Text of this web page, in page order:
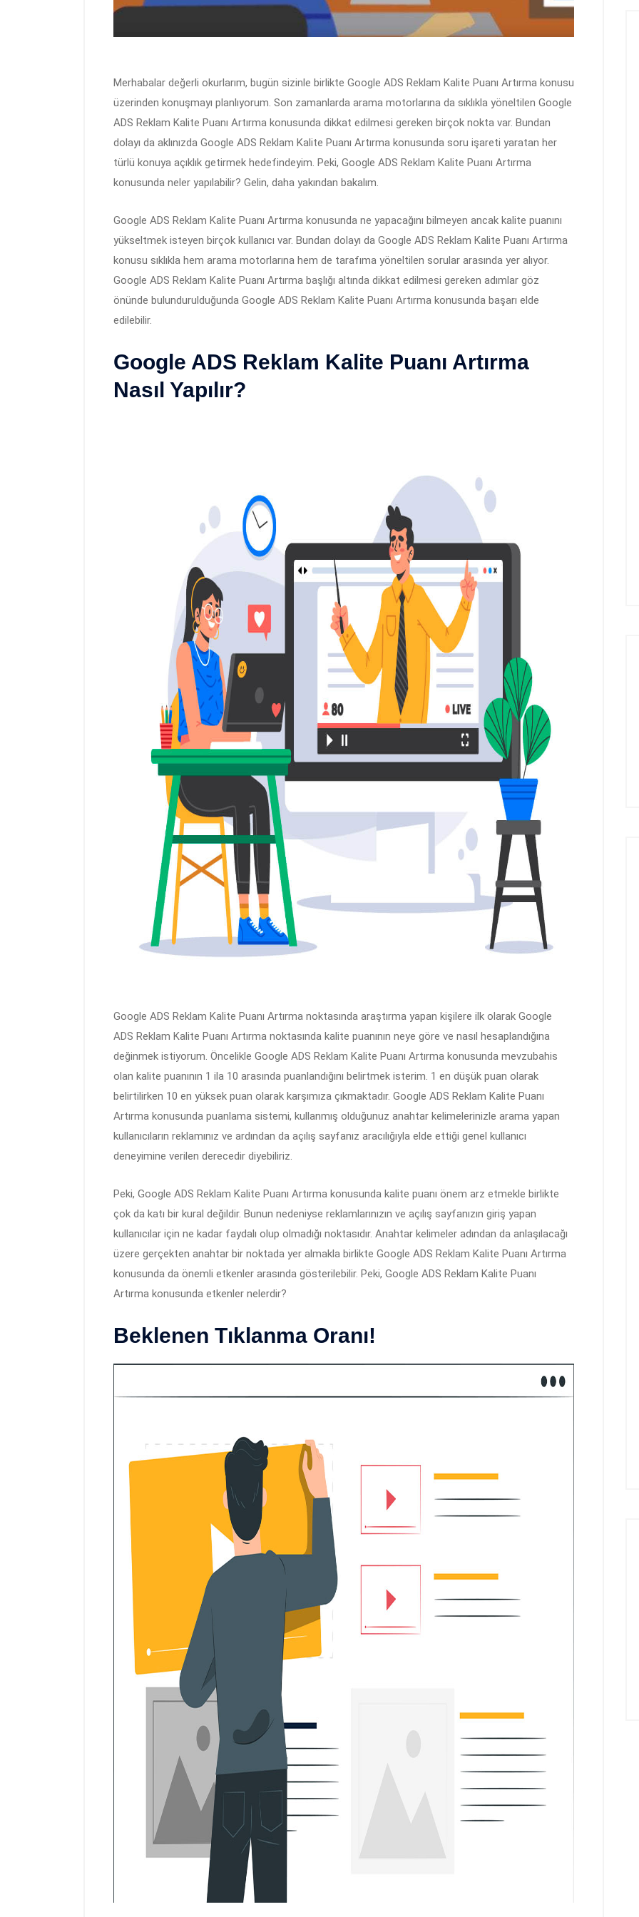
Merhabalar değerli okurlarım, bugün sizinle birlikte Google ADS Reklam Kalite Puanı Artırma konusu
üzerinden konuşmayı planlıyorum. Son zamanlarda arama motorlarına da sıklıkla yöneltilen Google
ADS Reklam Kalite Puanı Artırma konusunda dikkat edilmesi gereken birçok nokta var. Bundan
dolayı da aklınızda Google ADS Reklam Kalite Puanı Artırma konusunda soru işareti yaratan her
türlü konuya açıklık getirmek hedefindeyim. Peki, Google ADS Reklam Kalite Puanı Artırma
konusunda neler yapılabilir? Gelin, daha yakından bakalım.
Google ADS Reklam Kalite Puanı Artırma konusunda ne yapacağını bilmeyen ancak kalite puanını
yükseltmek isteyen birçok kullanıcı var. Bundan dolayı da Google ADS Reklam Kalite Puanı Artırma
konusu sıklıkla hem arama motorlarına hem de tarafıma yöneltilen sorular arasında yer alıyor.
Google ADS Reklam Kalite Puanı Artırma başlığı altında dikkat edilmesi gereken adımlar göz
önünde bulundurulduğunda Google ADS Reklam Kalite Puanı Artırma konusunda başarı elde
edilebilir.
Google ADS Reklam Kalite Puanı Artırma
Nasıl Yapılır?
Google ADS Reklam Kalite Puanı Artırma noktasında araştırma yapan kişilere ilk olarak Google
ADS Reklam Kalite Puanı Artırma noktasında kalite puanının neye göre ve nasıl hesaplandığına
değinmek istiyorum. Öncelikle Google ADS Reklam Kalite Puanı Artırma konusunda mevzubahis
olan kalite puanının 1 ila 10 arasında puanlandığını belirtmek isterim. 1 en düşük puan olarak
belirtilirken 10 en yüksek puan olarak karşımıza çıkmaktadır. Google ADS Reklam Kalite Puanı
Artırma konusunda puanlama sistemi, kullanmış olduğunuz anahtar kelimelerinizle arama yapan
kullanıcıların reklamınız ve ardından da açılış sayfanız aracılığıyla elde ettiği genel kullanıcı
deneyimine verilen derecedir diyebiliriz.
Peki, Google ADS Reklam Kalite Puanı Artırma konusunda kalite puanı önem arz etmekle birlikte
çok da katı bir kural değildir. Bunun nedeniyse reklamlarınızın ve açılış sayfanızın giriş yapan
kullanıcılar için ne kadar faydalı olup olmadığı noktasıdır. Anahtar kelimeler adından da anlaşılacağı
üzere gerçekten anahtar bir noktada yer almakla birlikte Google ADS Reklam Kalite Puanı Artırma
konusunda da önemli etkenler arasında gösterilebilir. Peki, Google ADS Reklam Kalite Puanı
Artırma konusunda etkenler nelerdir?
Beklenen Tıklanma Oranı!